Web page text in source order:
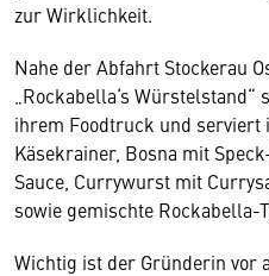
zur Wirklichkeit.
Nahe der Abfahrt Stockerau
„Rockabella‘s
ihrem Foodtruck und
Käsekrainer, Bosna mit
Sauce, Currywurst mit
sowie gemischte Rockabella-
Wichtig ist der Gründerin vor